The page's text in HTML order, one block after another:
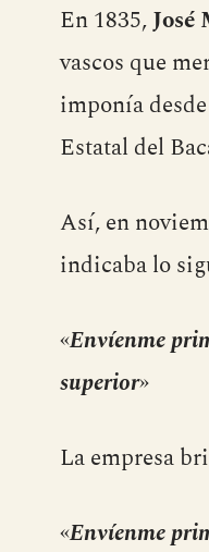
En 1835,José
vascos que
imponía
Estatal del
Así, en
indicaba lo
«Envíenme
superior»
La empresa
«Envíenme